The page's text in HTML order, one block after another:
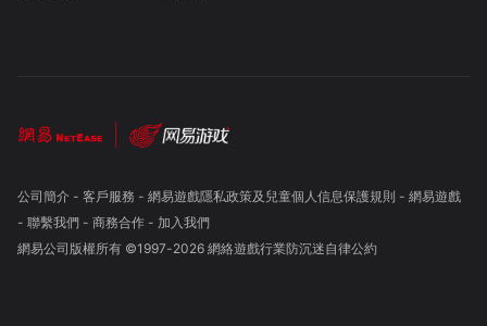
公司簡介- 客戶服務 - 網易遊戲隱私政策及兒童個人信息保護規則 - 網易遊戲
- 聯繫我們- 商務合作- 加入我們
網易公司版權所有 ©1997-2026 網絡遊戲行業防沉迷自律公約